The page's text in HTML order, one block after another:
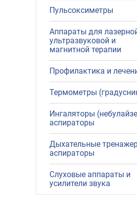
Пульсоксиметры
Аппараты для
ультразвуковой и
магнитной терапии
Профилактика и
Термометры
Ингаляторы
аспираторы
Дыхательные
аспираторы
Слуховые аппараты и
усилители звука